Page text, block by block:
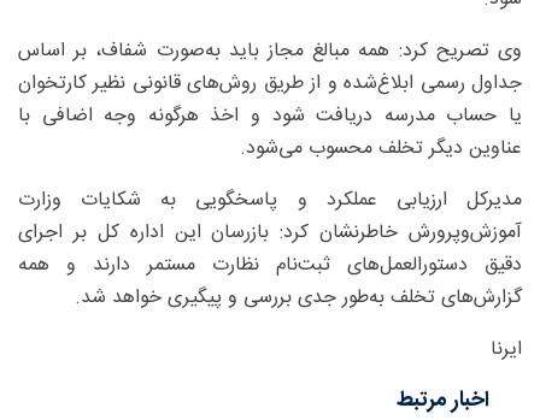
وی تصریح کرد: همه مبالغ مجاز باید به‌صورت شفاف، بر اساس
جداول رسمی ابلاغ‌شده و از طریق روش‌های قانونی نظیر کارتخوان
یا حساب مدرسه دریافت شود و اخذ هرگونه وجه اضافی با
عناوین دیگر تخلف محسوب می‌شود.
مدیرکل ارزیابی عملکرد و پاسخگویی به شکایات وزارت
آموزش‌وپرورش خاطرنشان کرد: بازرسان این اداره کل بر اجرای
دقیق دستورالعمل‌های ثبت‌نام نظارت مستمر دارند و همه
گزارش‌های تخلف به‌طور جدی بررسی و پیگیری خواهد شد.
ایرنا
اخبار مرتبط